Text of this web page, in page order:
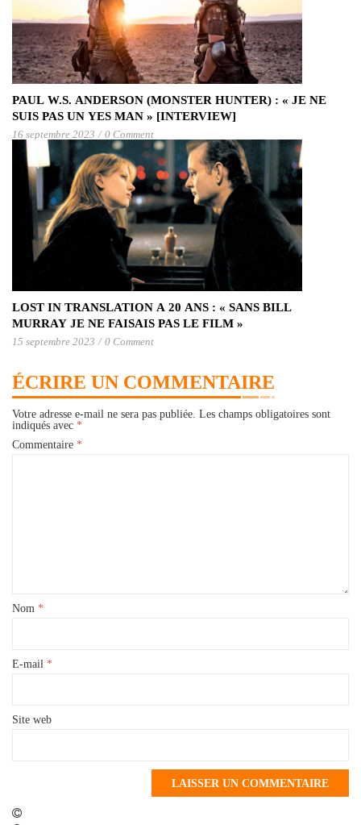
PAUL W.S. ANDERSON (MONSTER HUNTER) : « JE NE
SUIS PAS UN YES MAN » [INTERVIEW]
16 septembre 2023 / 0 Comment
LOST IN TRANSLATION A 20 ANS : « SANS BILL
MURRAY JE NE FAISAIS PAS LE FILM »
15 septembre 2023 / 0 Comment
ÉCRIRE UN COMMENTAIRE
Votre adresse e-mail ne sera pas publiée. Les champs obligatoires sont
indiqués avec *
Commentaire *
Nom *
E-mail *
Site web